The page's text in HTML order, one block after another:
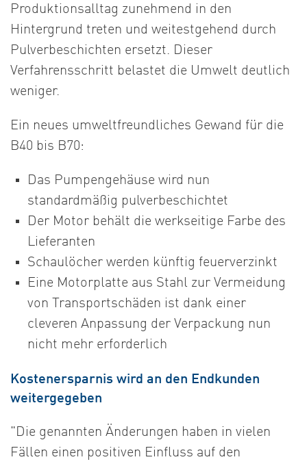
Produktionsalltag zunehmend in den
Hintergrund treten und weitestgehend durch
Pulverbeschichten ersetzt. Dieser
Verfahrensschritt belastet die Umwelt deutlich
weniger.
Ein neues umweltfreundliches Gewand für die
B40 bis B70:
Das Pumpengehäuse wird nun
standardmäßig pulverbeschichtet
Der Motor behält die werkseitige Farbe des
Lieferanten
Schaulöcher werden künftig feuerverzinkt
Eine Motorplatte aus Stahl zur Vermeidung
von Transportschäden ist dank einer
cleveren Anpassung der Verpackung nun
nicht mehr erforderlich
Kostenersparnis wird an den Endkunden
weitergegeben
"Die genannten Änderungen haben in vielen
Fällen einen positiven Einfluss auf den